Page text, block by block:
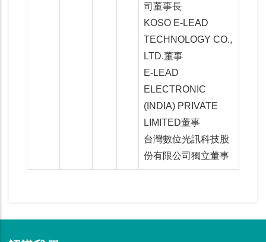
司董事長
KOSO E-LEAD
TECHNOLOGY CO.,
LTD.董事
E-LEAD
ELECTRONIC
(INDIA) PRIVATE
LIMITED董事
台灣數位光訊科技股
份有限公司獨立董事